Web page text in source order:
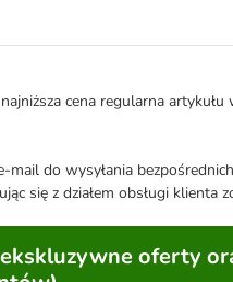
cena regularna
do wysyłania
się z działem obsługi klienta
oferty